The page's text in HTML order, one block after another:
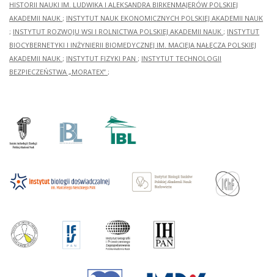
HISTORII NAUKI IM. LUDWIKA I ALEKSANDRA BIRKENMAJERÓW POLSKIEJ
AKADEMII NAUK ; INSTYTUT NAUK EKONOMICZNYCH POLSKIEJ AKADEMII NAUK
; INSTYTUT ROZWOJU WSI I ROLNICTWA POLSKIEJ AKADEMII NAUK ; INSTYTUT
BIOCYBERNETYKI I INŻYNIERII BIOMEDYCZNEJ IM. MACIEJA NAŁĘCZA POLSKIEJ
AKADEMII NAUK ; INSTYTUT FIZYKI PAN ; INSTYTUT TECHNOLOGII
BEZPIECZEŃSTWA „MORATEX” ;